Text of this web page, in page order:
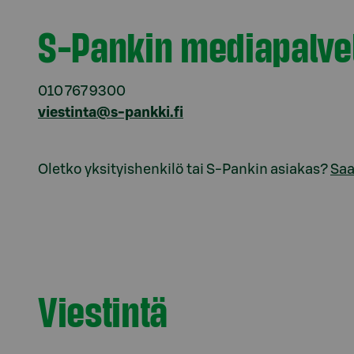
S-Pankin
010 767 9300
viestinta@s-pankki.fi
Oletko yksityishenkilö tai S-Pankin asiakas?
Viestintä